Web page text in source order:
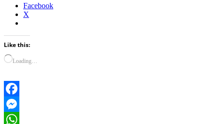
Facebook
X
Like this:
Loading…
Facebook
Messenger